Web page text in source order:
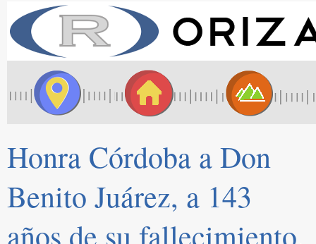
Honra Córdoba a Don
Benito Juárez, a 143
años de su fallecimiento.